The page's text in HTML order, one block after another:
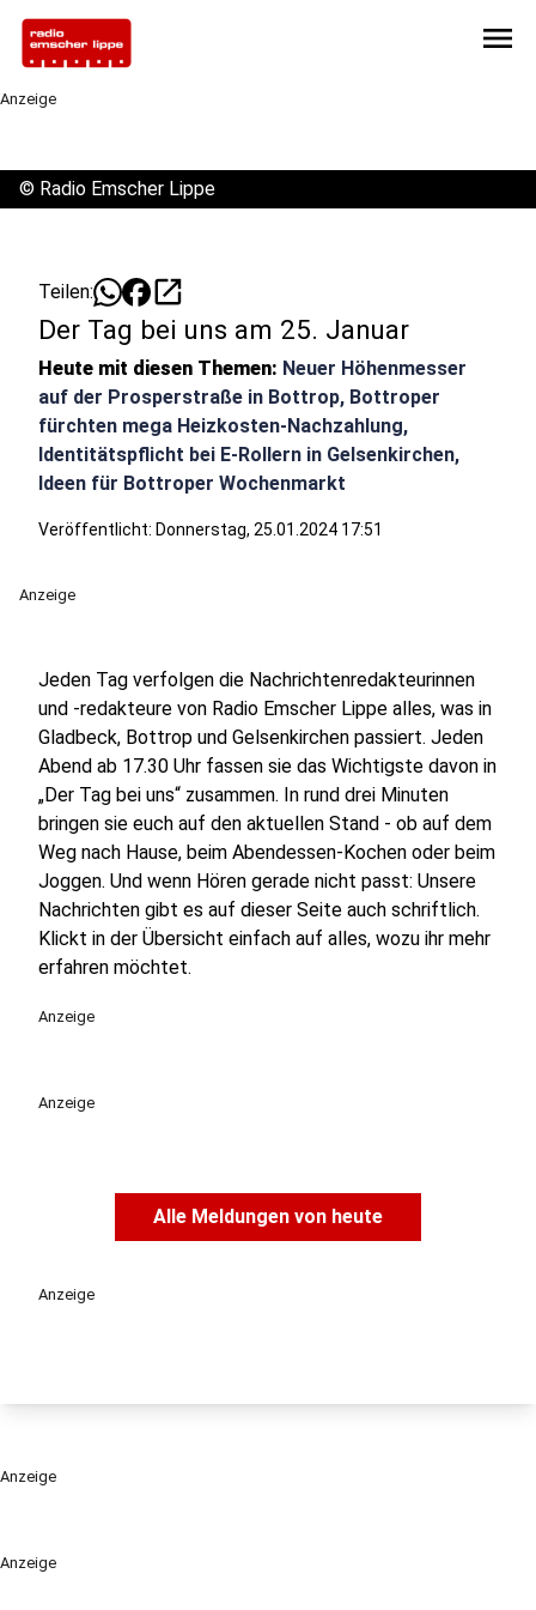
menu
Anzeige
Anzeige
© Radio Emscher Lippe
Teilen: open_in_new
Der Tag bei uns am 25. Januar
Heute mit diesen Themen: Neuer Höhenmesser
auf der Prosperstraße in Bottrop, Bottroper
fürchten mega Heizkosten-Nachzahlung,
Identitätspflicht bei E-Rollern in Gelsenkirchen,
Ideen für Bottroper Wochenmarkt
Veröffentlicht: Donnerstag, 25.01.2024 17:51
Anzeige
Jeden Tag verfolgen die Nachrichtenredakteurinnen
und -redakteure von Radio Emscher Lippe alles, was in
Gladbeck, Bottrop und Gelsenkirchen passiert. Jeden
Abend ab 17.30 Uhr fassen sie das Wichtigste davon in
„Der Tag bei uns“ zusammen. In rund drei Minuten
bringen sie euch auf den aktuellen Stand - ob auf dem
Weg nach Hause, beim Abendessen-Kochen oder beim
Joggen. Und wenn Hören gerade nicht passt: Unsere
Nachrichten gibt es auf dieser Seite auch schriftlich.
Klickt in der Übersicht einfach auf alles, wozu ihr mehr
erfahren möchtet.
Anzeige
Anzeige
Alle Meldungen von heute
Anzeige
Anzeige